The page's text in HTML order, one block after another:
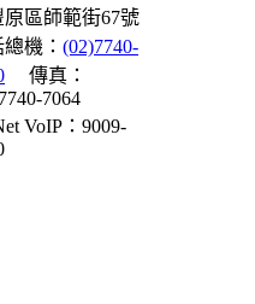
原區師範街67號
機： (02)7740-
傳真：
7064
VoIP：9009-